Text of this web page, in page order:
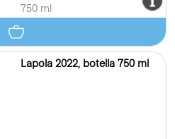
750 ml
Lapola 2022, botella 750 ml